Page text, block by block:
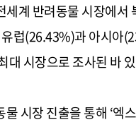
세계 반려동물 시장에서
럽(26.43%)과 아시아
대 시장으로 조사된 바
물 시장 진출을 통해 ‘엑